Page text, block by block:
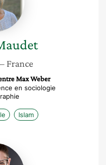
– France
Max Weber
en sociologie
Islam